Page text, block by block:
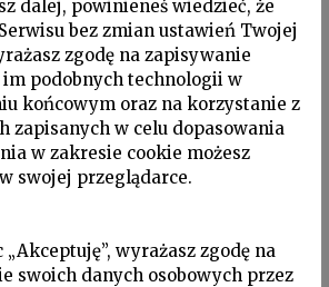
dalej, powinieneś wiedzieć, że
bez zmian ustawień Twojej
zgodę na zapisywanie
podobnych technologii w
końcowym oraz na korzystanie z
zapisanych w celu dopasowania
w zakresie cookie możesz
swojej przeglądarce.
wyrażasz zgodę na
swoich danych osobowych przez